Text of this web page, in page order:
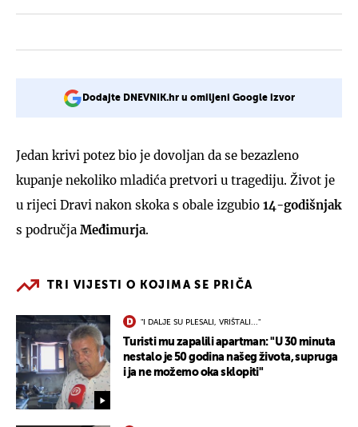
Dodajte DNEVNIK.hr u omiljeni Google izvor
Jedan krivi potez bio je dovoljan da se bezazleno
kupanje nekoliko mladića pretvori u tragediju. Život je
u rijeci Dravi nakon skoka s obale izgubio 14-godišnjak
s područja Međimurja.
TRI VIJESTI O KOJIMA SE PRIČA
"I DALJE SU PLESALI, VRIŠTALI..."
Turisti mu zapalili apartman: "U 30 minuta
nestalo je 50 godina našeg života, supruga
i ja ne možemo oka sklopiti"